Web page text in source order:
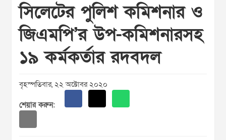
সিলেটের পুলিশ কমিশনার ও
জিএমপি’র উপ-কমিশনারসহ
১৯ কর্মকর্তার রদবদল
বৃহস্পতিবার, ২২ অক্টোবর ২০২০
শেয়ার করুন: